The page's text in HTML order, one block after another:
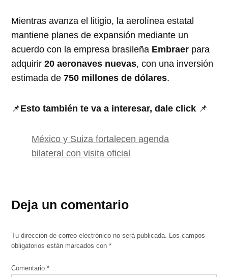
Mientras avanza el litigio, la aerolínea estatal
mantiene planes de expansión mediante un
acuerdo con la empresa brasileña Embraer para
adquirir20 aeronaves nuevas, con una inversión
estimada de750 millones de dólares.
📌Esto también te va a interesar, dale click 📌
México y Suiza fortalecen agenda
bilateral con visita oficial
Deja un comentario
Tu dirección de correo electrónico no será publicada. Los campos
obligatorios están marcados con*
Comentario*